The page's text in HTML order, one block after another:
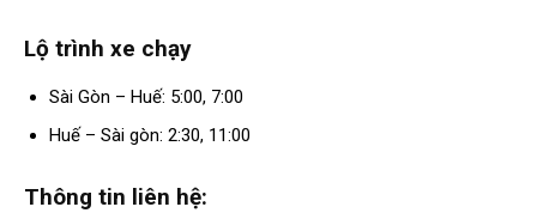
Lộ trình xe chạy
Sài Gòn – Huế: 5:00, 7:00
Huế – Sài gòn: 2:30, 11:00
Thông tin liên hệ: